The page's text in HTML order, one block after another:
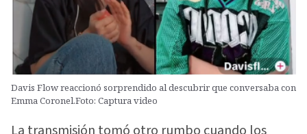
Davis Flow reaccionó sorprendido al descubrir que conversaba con
Emma Coronel.Foto: Captura video